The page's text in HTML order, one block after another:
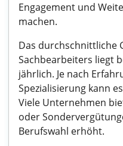
Engagement und
machen.
Das durchschnittliche
Sachbearbeiters liegt
jährlich. Je nach
Spezialisierung kann
Viele Unternehmen
oder
Berufswahl erhöht.